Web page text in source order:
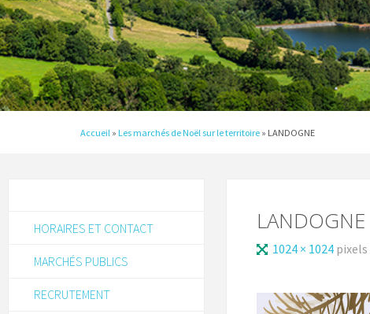
Accueil » Les marchés de Noël sur le territoire » LANDOGNE
LANDOGNE
1024 × 1024 pixels
HORAIRES ET CONTACT
MARCHÉS PUBLICS
RECRUTEMENT